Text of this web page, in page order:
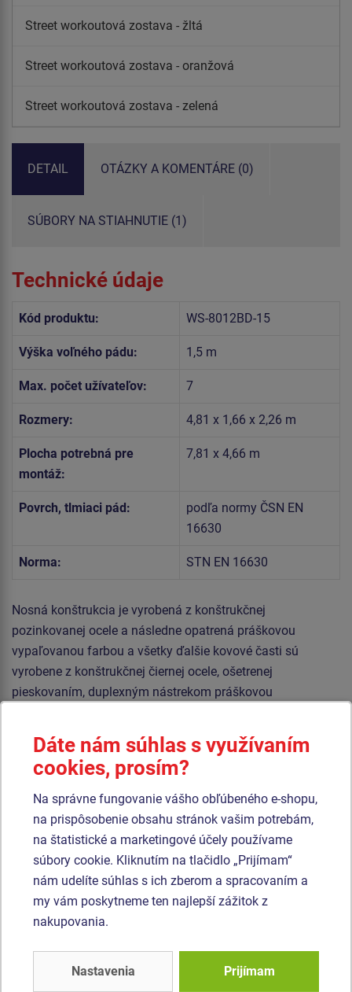
Street workoutová zostava - žltá
Street workoutová zostava - oranžová
Street workoutová zostava - zelená
DETAIL OTÁZKY A KOMENTÁRE (0)
SÚBORY NA STIAHNUTIE (1)
Technické údaje
Kód produktu: WS-8012BD-15
Výška voľného pádu: 1,5 m
Max. počet užívateľov: 7
Rozmery: 4,81 x 1,66 x 2,26 m
Plocha potrebná pre
montáž:
7,81 x 4,66 m
Povrch, tlmiaci pád:
podľa normy ČSN EN
16630
Norma: STN EN 16630
Nosná konštrukcia je vyrobená z konštrukčnej
pozinkovanej ocele a následne opatrená práškovou
vypaľovanou farbou a všetky ďalšie kovové časti sú
vyrobene z konštrukčnej čiernej ocele, ošetrenej
pieskovaním, duplexným nástrekom práškovou
vyrobené z vysoko kvalitného plastu HDPE (celoprefarbený
polyetylén s vysokou hustotou, ktorýsa vyznačuje vysokou
farebnou stálosťou, odolnou proti UV žiareniu a hlavne
bezpečnosťou, pretože je nelámavý a nehrozí tak žiadne
nebezpečné zranenie ostrými úlomkami). Všetok spojovací
materiál je pozinkovaný alebo nerezový.
Podobnýtovar
Street workoutová
Street workoutová
Dáte nám súhlas s využívaním
cookies, prosím?
Na správne fungovanie vášho obľúbeného e-shopu,
na prispôsobenie obsahu stránok vašim potrebám,
na štatistické a marketingové účely používame
súbory cookie. Kliknutím na tlačidlo „Prijímam“
nám udelíte súhlas s ich zberom a spracovaním a
my vám poskytneme ten najlepší zážitok z
nakupovania.
Nastavenia Prijímam